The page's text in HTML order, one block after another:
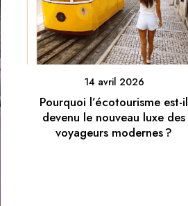
14 avril 2026
Pourquoi l’écotourisme est-il
devenu le nouveau luxe des
voyageurs modernes ?